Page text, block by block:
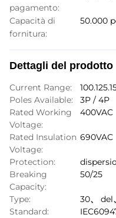
pagamento:
Capacità di
fornitura:
50.000
Dettagli del prodotto
Current Range:
Poles Available:
3P / 4P
Rated Working
Voltage:
400VAC
Rated Insulation
Voltage:
690VAC
Protection:
Breaking
Capacity:
50/25
Type:
30、
Standard: